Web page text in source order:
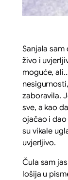
Sanjala sam
živo i
moguće,
zaboravila.
sve, a kao
ojačao i
su vikale
uvjerljivo.
Čula sam
lošija u